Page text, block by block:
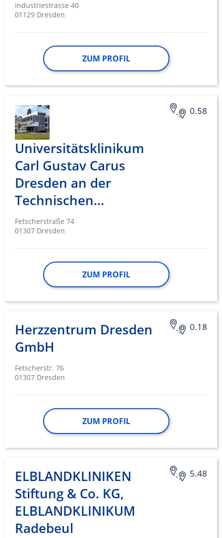
Industriestrasse 40
01129 Dresden
ZUM PROFIL
0.58
Universitätsklinikum
Carl Gustav Carus
Dresden an der
Technischen…
Fetscherstraße 74
01307 Dresden
ZUM PROFIL
0.18
Herzzentrum Dresden
GmbH
Fetscherstr. 76
01307 Dresden
ZUM PROFIL
5.48
ELBLANDKLINIKEN
Stiftung & Co. KG,
ELBLANDKLINIKUM
Radebeul